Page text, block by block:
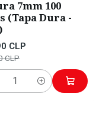
7mm 100
(Tapa Dura -
CLP
CLP